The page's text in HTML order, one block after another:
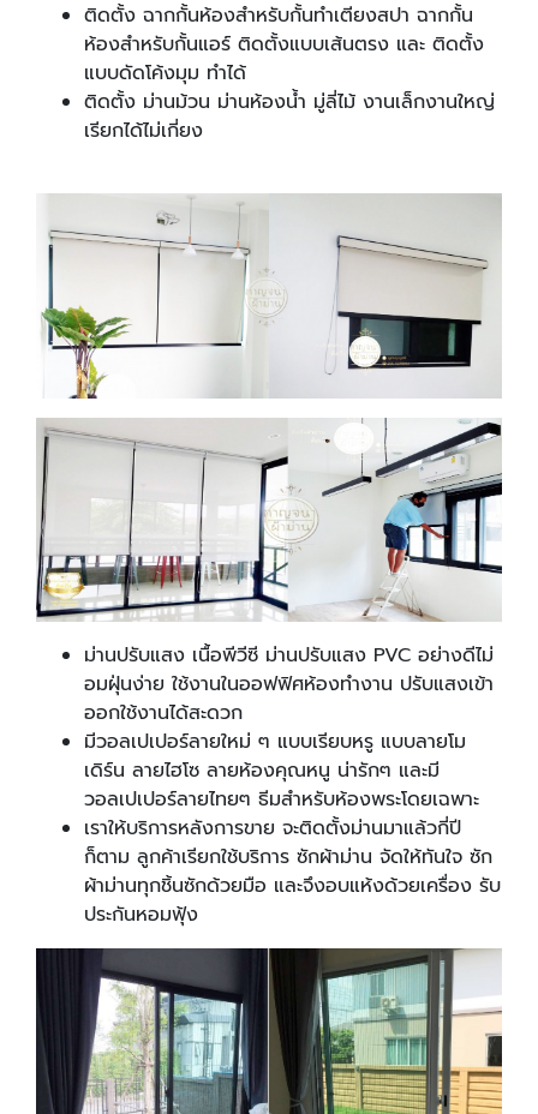
ติดตั้ง ฉากกั้นห้องสำหรับกั้นทำเตียงสปา ฉากกั้น
ห้องสำหรับกั้นแอร์ ติดตั้งแบบเส้นตรง และ ติดตั้ง
แบบดัดโค้งมุม ทำได้
ติดตั้ง ม่านม้วน ม่านห้องน้ำ มู่ลี่ไม้ งานเล็กงานใหญ่
เรียกได้ไม่เกี่ยง
ม่านปรับแสง เนื้อพีวีซี ม่านปรับแสง PVC อย่างดีไม่
อมฝุ่นง่าย ใช้งานในออฟฟิศห้องทำงาน ปรับแสงเข้า
ออกใช้งานได้สะดวก
มีวอลเปเปอร์ลายใหม่ ๆ แบบเรียบหรู แบบลายโม
เดิร์น ลายไฮโซ ลายห้องคุณหนู น่ารักๆ และมี
วอลเปเปอร์ลายไทยๆ ธีมสำหรับห้องพระโดยเฉพาะ
เราให้บริการหลังการขาย จะติดตั้งม่านมาแล้วกี่ปี
ก็ตาม ลูกค้าเรียกใช้บริการ ซักผ้าม่าน จัดให้ทันใจ ซัก
ผ้าม่านทุกชิ้นซักด้วยมือ และจึงอบแห้งด้วยเครื่อง รับ
ประกันหอมฟุ้ง